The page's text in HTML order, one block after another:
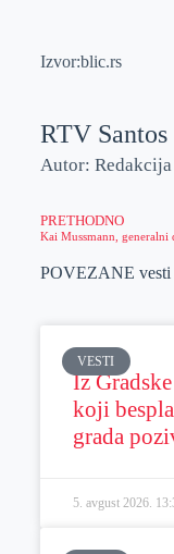
Izvor:blic.rs
RTV Santos
Autor:
PRETHODNO
POVEZANE vesti
VESTI
Iz
koji
grada
5. avgust 2026.